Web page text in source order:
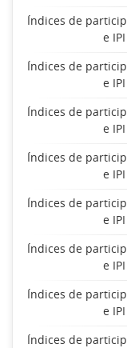
Índices de
e
Índices de
e
Índices de
e
Índices de
e
Índices de
e
Índices de
e
Índices de
e
Índices de